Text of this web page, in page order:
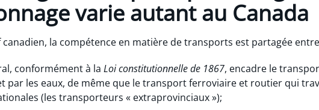
varie autant au Canada
la compétence en matière de transports est partagée
conformément à la Loi constitutionnelle de 1867, encadre le
par les eaux, de même que le transport ferroviaire et routier qui
(les transporteurs « extraprovinciaux »);